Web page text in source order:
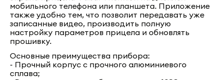
мобильного телефона или планшета. Приложение
также удобно тем, что позволит передавать уже
записанные видео, производить полную
настройку параметров прицела и обновлять
прошивку.
Основные преимущества прибора:
- Прочный корпус с прочного алюминиевого
сплава;